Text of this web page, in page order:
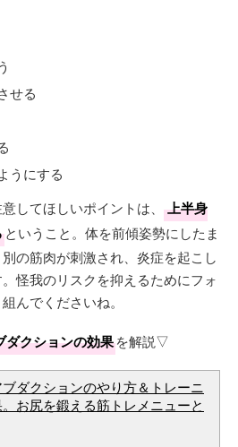
せる
うにする
してほしいポイントは、
上半身
ということ。体を前傾姿勢にしたま
の筋肉が刺激され、炎症を起こし
怪我のリスクを抑えるためにフォ
んでくださいね。
ダクションの効果を解説▽
ブダクションのやり方＆トレーニ
お尻を鍛える筋トレメニューと